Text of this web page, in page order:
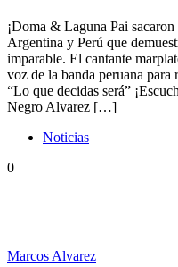
¡Doma & Laguna Pai
Argentina y Perú que
imparable. El cantante
voz de la banda peruana para
“Lo que decidas será”
Negro Alvarez […]
Noticias
0
Marcos Alvarez